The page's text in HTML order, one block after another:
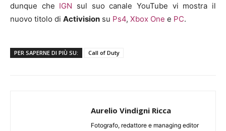
dunque che IGN sul suo canale YouTube vi mostra il
nuovo titolo di Activision su Ps4, Xbox One e PC.
PER SAPERNE DI PIÙ SU: Call of Duty
Aurelio Vindigni Ricca
Fotografo, redattore e managing editor